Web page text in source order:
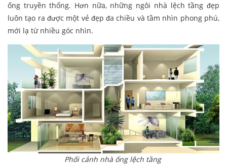
ống truyền thống. Hơn nữa, những ngôi nhà lệch tầng đẹp
luôn tạo ra được một vẻ đẹp đa chiều và tầm nhìn phong phú,
mới lạ từ nhiều góc nhìn.
Phối cảnh nhà ống lệch tầng